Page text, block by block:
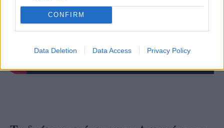
CONFIRM
Data Deletion Data Access Privacy Policy